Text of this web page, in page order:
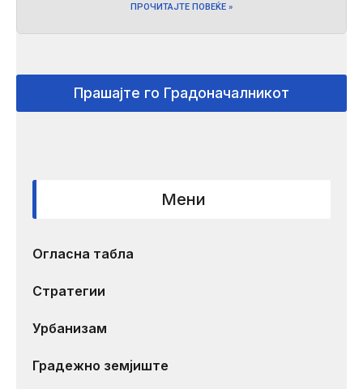
ПРОЧИТАЈТЕ ПОВЕЌЕ »
Прашајте го Градоначалникот
Мени
Огласна табла
Стратегии
Урбанизам
Градежно земјиште